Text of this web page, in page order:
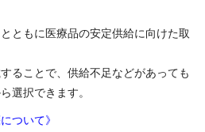
ともに医療品の安定供給に向けた取
ることで、供給不足などがあっても
選択できます。
ついて》